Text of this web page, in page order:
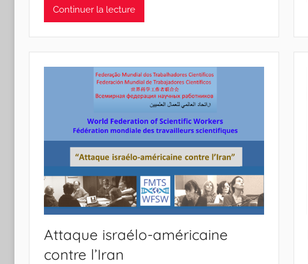
a
P
i
n
t
o
d
s
S
a
n
t
o
Continuer la lecture
Attaque israélo-américaine
contre l’Iran